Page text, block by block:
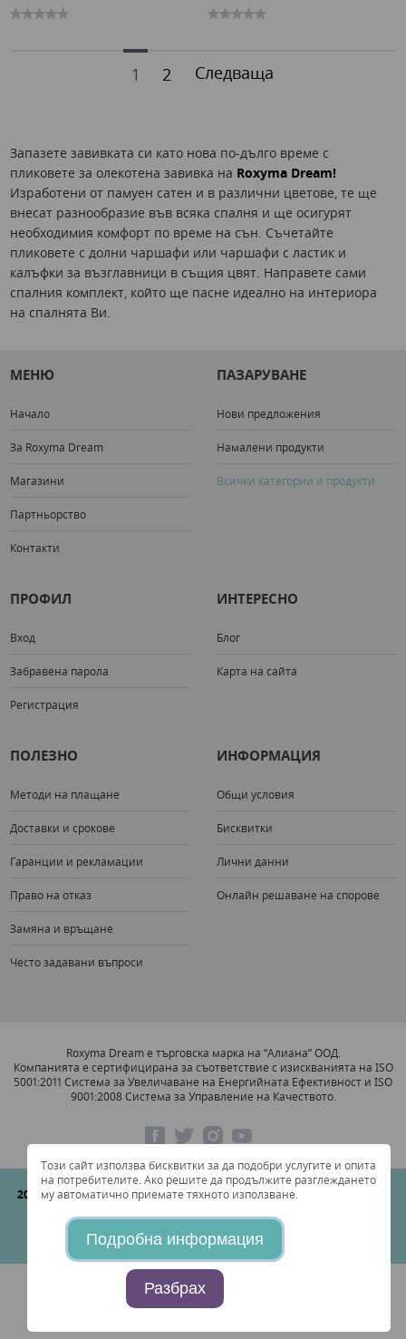
1 2 Следваща
Запазете завивката си като нова по-дълго време с
пликовете за олекотена завивка на Roxyma Dream!
Изработени от памуен сатен и в различни цветове, те ще
внесат разнообразие във всяка спалня и ще осигурят
необходимия комфорт по време на сън. Съчетайте
пликовете с долни чаршафи или чаршафи с ластик и
калъфки за възглавници в същия цвят. Направете сами
спалния комплект, който ще пасне идеално на интериора
на спалнята Ви.
МЕНЮ
Начало
За Roxyma Dream
Магазини
Партньорство
Контакти
ПАЗАРУВАНЕ
Нови предложения
Намалени продукти
Всички категории и продукти
ПРОФИЛ
Вход
Забравена парола
Регистрация
ИНТЕРЕСНО
Блог
Карта на сайта
ПОЛЕЗНО
Методи на плащане
Доставки и срокове
Гаранции и рекламации
Право на отказ
Замяна и връщане
Често задавани въпроси
ИНФОРМАЦИЯ
Общи условия
Бисквитки
Лични данни
Онлайн решаване на спорове
Roxyma Dream е търговска марка на “Алиана” ООД.
Компанията е сертифицирана за съответствие с изискванията на ISO
5001:2011 Система за Увеличаване на Енергийната Ефективност и ISO
9001:2008 Система за Управление на Качеството.
2026 © "Алиана" ООДВсички права запазени. Съгласно Българския
включено ДДС (BG126723632).
Create and design byStudio AvangardStil
Този сайт използва бисквитки за да подобри услугите и опита
на потребителите. Ако решите да продължите разглеждането
му автоматично приемате тяхното използване.
Подробна информация
Разбрах